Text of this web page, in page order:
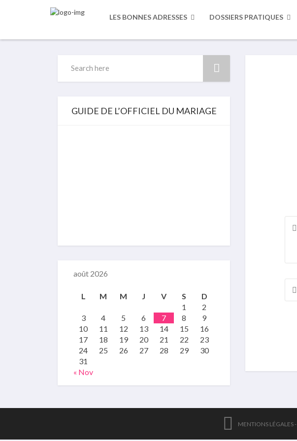
LES BONNES ADRESSES DOSSIERS PRATIQUES
GUIDE DE L’OFFICIEL DU MARIAGE
août 2026
L M M J V S
D
1
2
3
4 5 6 7 8
9
10
11 12 13 14 15
16
17
18 19 20 21 22
23
24
25 26 27 28 29
30
31
« Nov
MENTIONS LÉGALES -